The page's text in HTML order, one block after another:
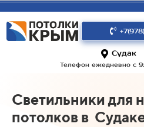
Судак
Телефон ежедневно с
Светильники для
потолков в